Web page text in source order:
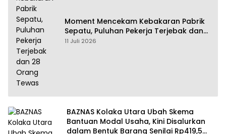
Moment Mencekam Kebakaran Pabrik
Sepatu, Puluhan Pekerja Terjebak dan
28 Orang Tewas
11 Juli 2026
BAZNAS Kolaka Utara Ubah Skema
Bantuan Modal Usaha, Kini Disalurkan
dalam Bentuk Barang Senilai Rp419,5